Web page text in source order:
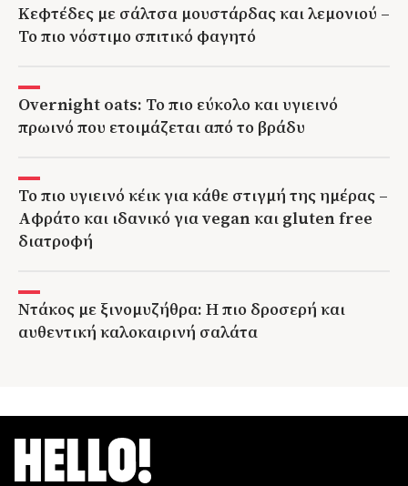
Κεφτέδες με σάλτσα μουστάρδας και λεμονιού –
Το πιο νόστιμο σπιτικό φαγητό
Overnight oats: Το πιο εύκολο και υγιεινό
πρωινό που ετοιμάζεται από το βράδυ
Το πιο υγιεινό κέικ για κάθε στιγμή της ημέρας –
Αφράτο και ιδανικό για vegan και gluten free
διατροφή
Ντάκος με ξινομυζήθρα: Η πιο δροσερή και
αυθεντική καλοκαιρινή σαλάτα